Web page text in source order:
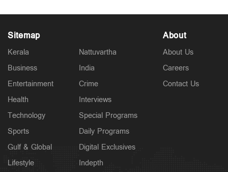
Sitemap
Kerala
Business
Entertainment
Health
Technology
Sports
Gulf & Global
Lifestyle
Nattuvartha
India
Crime
Interviews
Special Programs
Daily Programs
Digital Exclusives
Indepth
About
About Us
Careers
Contact Us